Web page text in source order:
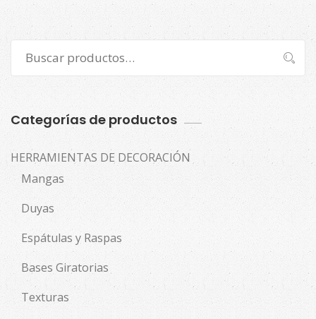
por:
Buscar
Categorías de productos
HERRAMIENTAS DE DECORACIÓN
Mangas
Duyas
Espátulas y Raspas
Bases Giratorias
Texturas